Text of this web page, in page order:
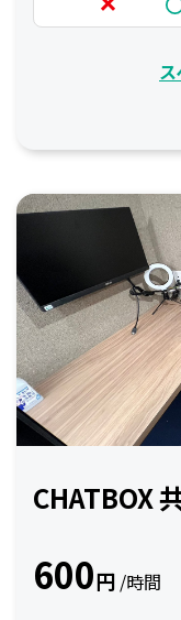
CHATBOX
600円 /時間